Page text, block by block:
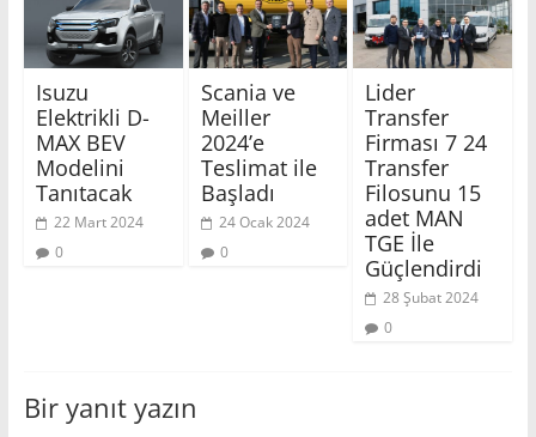
Isuzu
Elektrikli D-
MAX BEV
Modelini
Tanıtacak
22 Mart 2024
0
Scania ve
Meiller
2024’e
Teslimat ile
Başladı
24 Ocak 2024
0
Lider
Transfer
Firması 7 24
Transfer
Filosunu 15
adet MAN
TGE İle
Güçlendirdi
28 Şubat 2024
0
Bir yanıt yazın